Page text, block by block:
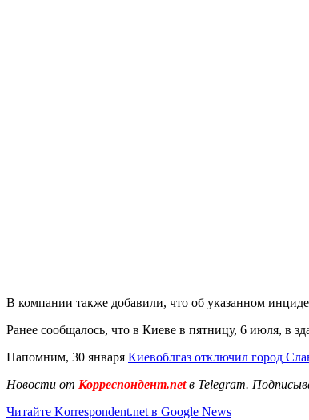
В компании также добавили, что об указанном
Ранее сообщалось, что в Киеве в пятницу, 6 июля, в
Напомним, 30 января Киевоблгаз отключил город
Новости от Корреспондент.netв Telegram.
Читайте Korrespondent.net в Google News